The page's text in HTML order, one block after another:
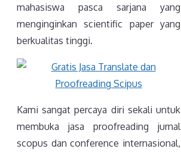
mahasiswa pasca sarjana yang
menginginkan scientific paper yang
berkualitas tinggi.
Kami sangat percaya diri sekali untuk
membuka jasa proofreading jurnal
scopus dan conference internasional,